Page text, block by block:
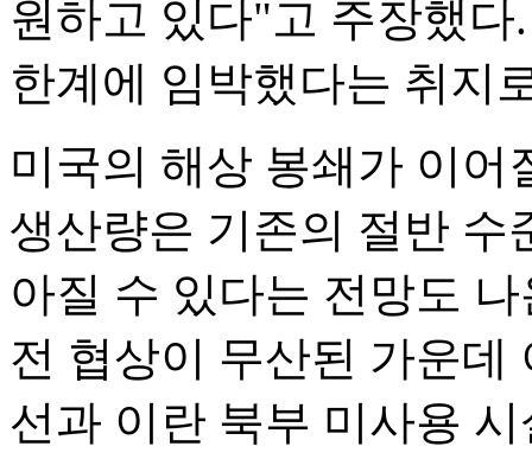
원하고 있다"고 주장했
한계에 임박했다는 취지
미국의 해상 봉쇄가 이어
생산량은 기존의 절반 수
아질 수 있다는 전망도
전 협상이 무산된 가운데
선과 이란 북부 미사용